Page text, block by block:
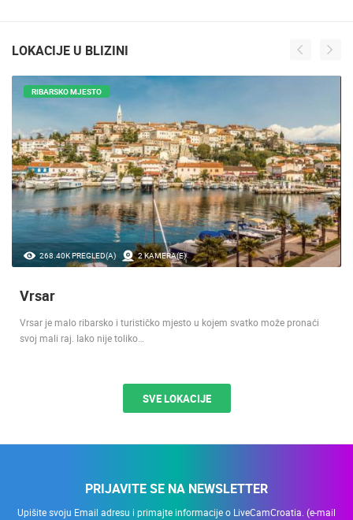
LOKACIJE U BLIZINI
268.40K PREGLED(A) 2 KAMERA(E)
RIBARSKO MJESTO
Vrsar
Vrsar je malo ribarsko i turističko mjesto u kojem svatko može pronaći
svoj mali raj. Iako nije toliko…
SVE LOKACIJE
PRIJAVITE SE NA NEWSLETTER
Upišite svoju Email adresu i primajte informacije o LiveCamCroatia. (e-mail